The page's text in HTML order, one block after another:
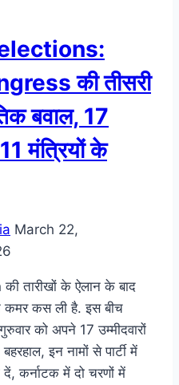
की तीसरी
बवाल, 17
मंत्रियों के
March 22,
तारीखों के ऐलान के बाद
ने कमर कस ली है. इस बीच
को अपने 17 उम्मीदवारों
इन नामों से पार्टी में
कर्नाटक में दो चरणों में